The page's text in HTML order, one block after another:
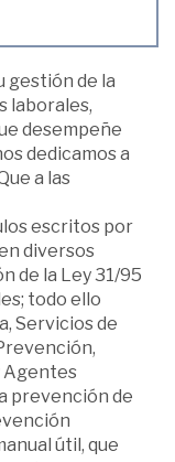
gestión de la
laborales,
desempeñe
dedicamos a
a las
escritos por
diversos
de la Ley 31/95
todo ello
Servicios de
Agentes
prevención de
útil, que